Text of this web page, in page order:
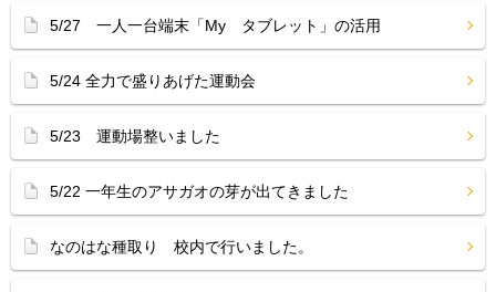
5/27 一人一台端末「My タブレット」の活用
5/24 全力で盛りあげた運動会
5/23 運動場整いました
5/22 一年生のアサガオの芽が出てきました
なのはな種取り 校内で行いました。